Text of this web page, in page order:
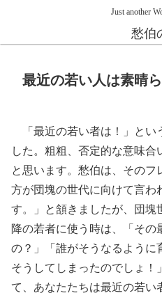
Just another
愁伯
最近の若い人は素晴ら
「最近の若い者は！」とい
した。粗粗、否定的な意味
と思います。愁伯は、その
方が団塊の世代に向けて言わ
す。」と頷きましたが、団塊
降の若者に使う時は、「その
の？」「誰がそうなるように
そうしてしまったのでしょ！
て、あなたたちは最近の若い